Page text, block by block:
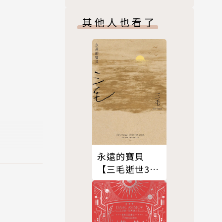
念版）
其他人也看了
永遠的寶貝
【三毛逝世30
週年紀念版】